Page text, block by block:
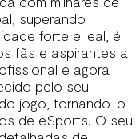
superando
forte e leal, é
fãs e aspirantes a
e agora
pelo seu
jogo, tornando-o
de eSports. O seu